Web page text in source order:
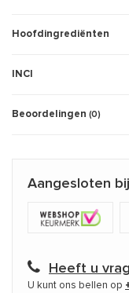
Hoofdingrediënten
INCI
Beoordelingen (0)
Aangesloten bij
Heeft u
U kunt ons bellen op